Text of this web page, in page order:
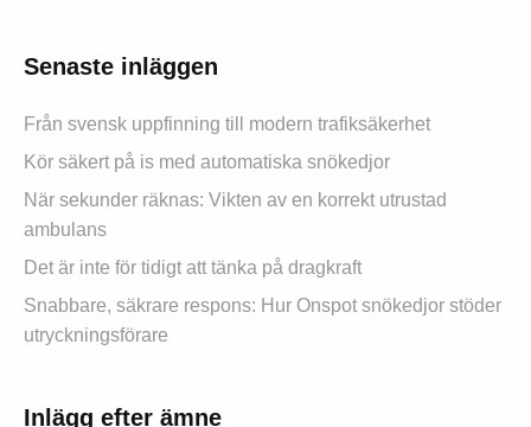
Senaste inläggen
Från svensk uppfinning till modern trafiksäkerhet
Kör säkert på is med automatiska snökedjor
När sekunder räknas: Vikten av en korrekt utrustad
ambulans
Det är inte för tidigt att tänka på dragkraft
Snabbare, säkrare respons: Hur Onspot snökedjor stöder
utryckningsförare
Inlägg efter ämne